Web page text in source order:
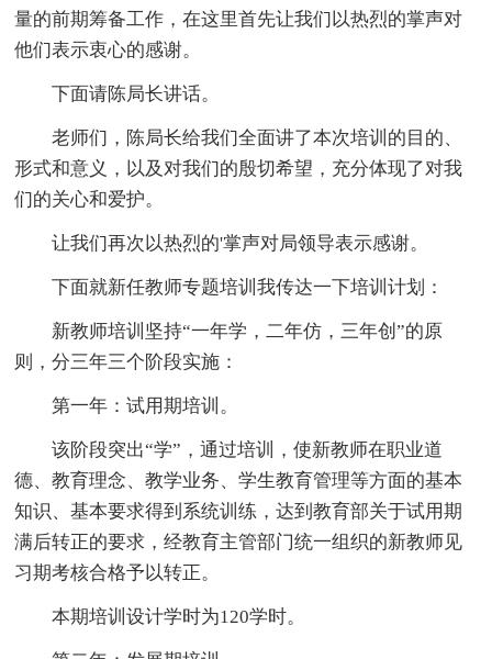
量的前期筹备工作，在这里首先让我们以热烈的掌声对
他们表示衷心的感谢。
下面请陈局长讲话。
老师们，陈局长给我们全面讲了本次培训的目的、
形式和意义，以及对我们的殷切希望，充分体现了对我
们的关心和爱护。
让我们再次以热烈的'掌声对局领导表示感谢。
下面就新任教师专题培训我传达一下培训计划：
新教师培训坚持“一年学，二年仿，三年创”的原
则，分三年三个阶段实施：
第一年：试用期培训。
该阶段突出“学”，通过培训，使新教师在职业道
德、教育理念、教学业务、学生教育管理等方面的基本
知识、基本要求得到系统训练，达到教育部关于试用期
满后转正的要求，经教育主管部门统一组织的新教师见
习期考核合格予以转正。
本期培训设计学时为120学时。